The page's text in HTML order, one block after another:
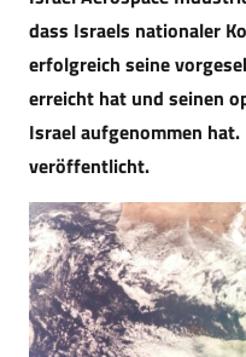
dass Israels nationaler
erfolgreich seine
erreicht hat und seinen
Israel aufgenommen
veröffentlicht.